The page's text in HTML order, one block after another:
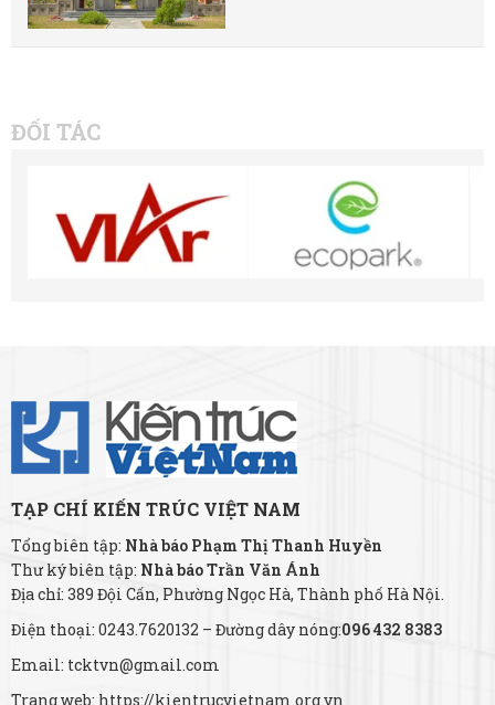
ĐỐI TÁC
TẠP CHÍ KIẾN TRÚC VIỆT NAM
Tổng biên tập: Nhà báo Phạm Thị Thanh Huyền
Thư ký biên tập: Nhà báo Trần Văn Ánh
Địa chỉ: 389 Đội Cấn, Phường Ngọc Hà, Thành phố Hà Nội.
Điện thoại: 0243.7620132 – Đường dây nóng:096 432 8383
Email: tcktvn@gmail.com
Trang web: https://kientrucvietnam.org.vn